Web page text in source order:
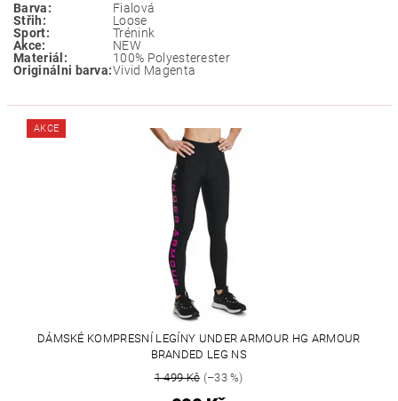
Barva:
Fialová
Střih:
Loose
Sport:
Trénink
Akce:
NEW
Materiál:
100% Polyesterester
Originálni barva:Vivid Magenta
AKCE
DÁMSKÉ KOMPRESNÍ LEGÍNY UNDER ARMOUR HG ARMOUR
BRANDED LEG NS
1 499 Kč(–33 %)